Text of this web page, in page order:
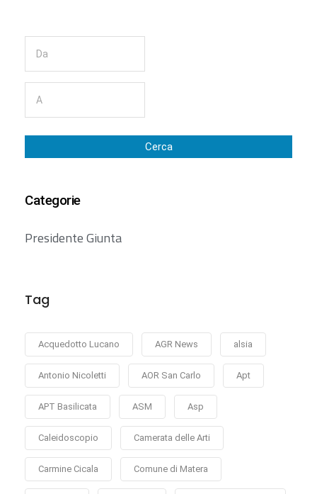
Cerca
Categorie
Presidente Giunta
Tag
Acquedotto Lucano AGR News alsia
Antonio Nicoletti AOR San Carlo Apt
APT Basilicata ASM Asp
Caleidoscopio Camerata delle Arti
Carmine Cicala Comune di Matera